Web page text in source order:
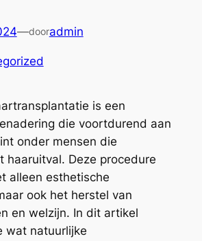
—dooradmin
is een
die voortdurend aan
onder mensen die
haaruitval. Deze procedure
alleen esthetische
ook het herstel van
en welzijn. In dit artikel
wat natuurlijke